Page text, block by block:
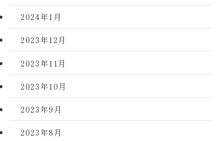
2024年1月
2023年12月
2023年11月
2023年10月
2023年9月
2023年8月